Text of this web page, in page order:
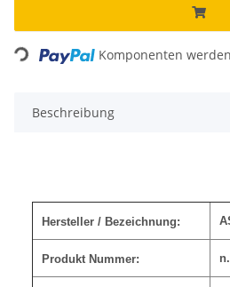
Loading... Komponenten
Beschreibung
Hersteller / Bezeichnung:
Produkt Nummer: